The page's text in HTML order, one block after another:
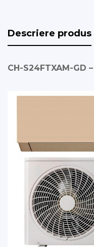
Descriere produs
CH-S24FTXAM-GD